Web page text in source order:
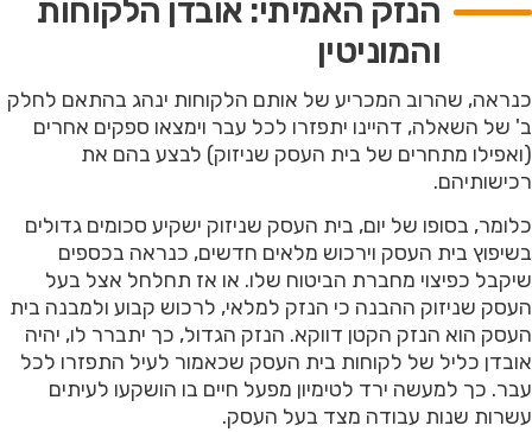
הנזק האמיתי: אובדן הלקוחות
והמוניטין
כנראה, שהרוב המכריע של אותם הלקוחות ינהג בהתאם לחלק
ב' של השאלה, דהיינו יתפזרו לכל עבר וימצאו ספקים אחרים
(ואפילו מתחרים של בית העסק שניזוק) לבצע בהם את
רכישותיהם.
כלומר, בסופו של יום, בית העסק שניזוק ישקיע סכומים גדולים
בשיפוץ בית העסק וירכוש מלאים חדשים, כנראה בכספים
שיקבל כפיצוי מחברת הביטוח שלו. או אז תחלחל אצל בעל
העסק שניזוק ההבנה כי הנזק למלאי, לרכוש קבוע ולמבנה בית
העסק הוא הנזק הקטן דווקא. הנזק הגדול, כך יתברר לו, יהיה
אובדן כליל של לקוחות בית העסק שכאמור לעיל התפזרו לכל
עבר. כך למעשה ירד לטימיון מפעל חיים בו הושקעו לעיתים
עשרות שנות עבודה מצד בעל העסק.